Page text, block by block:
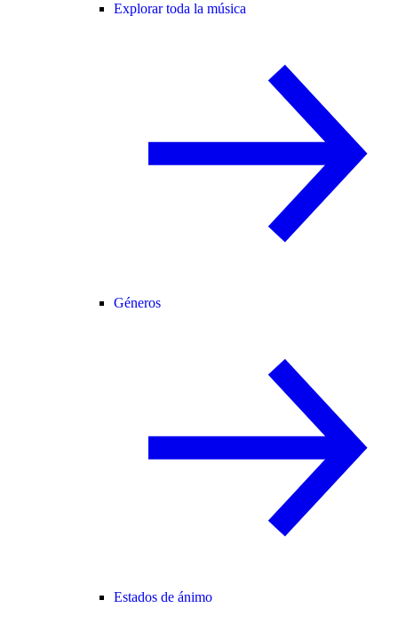
Explorar toda la música
Géneros
Estados de ánimo